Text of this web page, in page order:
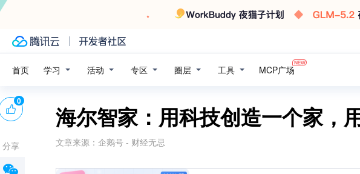
首页 学习 活动 专区 圈层 工具 MCP广场
海尔智家：用科技创造一个家，
文章来源： 企鹅号 - 财经无忌
0
分享